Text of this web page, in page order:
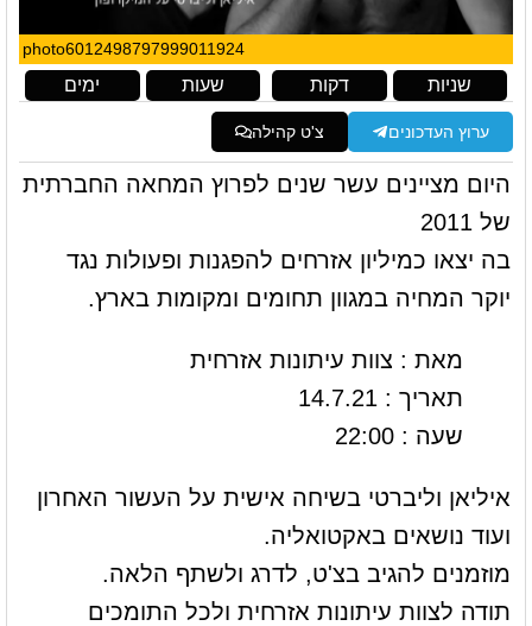
photo6012498797999011924
ימים שעות דקות שניות
ערוץ העדכונים צ'ט קהילה
היום מציינים עשר שנים לפרוץ המחאה החברתית
של 2011
בה יצאו כמיליון אזרחים להפגנות ופעולות נגד
יוקר המחיה במגוון תחומים ומקומות בארץ.
מאת : צוות עיתונות אזרחית
תאריך : 14.7.21
שעה : 22:00
איליאן וליברטי בשיחה אישית על העשור האחרון
ועוד נושאים באקטואליה.
מוזמנים להגיב בצ'ט, לדרג ולשתף הלאה.
תודה לצוות עיתונות אזרחית ולכל התומכים